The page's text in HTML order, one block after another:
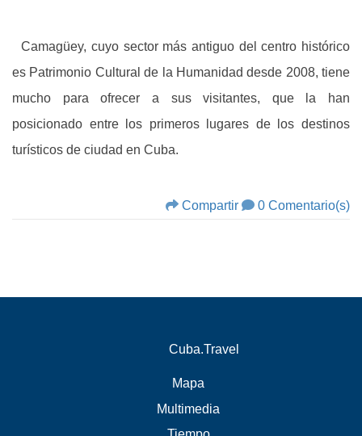
Camagüey, cuyo sector más antiguo del centro histórico
es Patrimonio Cultural de la Humanidad desde 2008, tiene
mucho para ofrecer a sus visitantes, que la han
posicionado entre los primeros lugares de los destinos
turísticos de ciudad en Cuba.
Compartir 0 Comentario(s)
Cuba.Travel
Mapa
Multimedia